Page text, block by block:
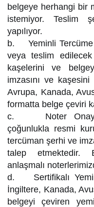
belgeye herhangi bir
istemiyor. Teslim
yapılıyor.
b. Yeminli Tercüme
veya teslim
kaşelerini ve
imzasını ve
Avrupa, Kanada,
formatta belge çeviri
c. Noter Onaylı
çoğunlukla resmi
tercüman şerhi ve
talep etmektedir.
anlaşmalı
d. Sertifikalı
İngiltere, Kanada,
belgeyi çeviren